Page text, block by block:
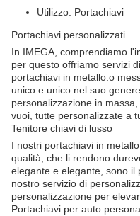
Utilizzo: Portachiavi
Portachiavi personalizzati
In IMEGA, comprendiamo
per questo offriamo servizi
portachiavi in metallo.o
unico e unico nel suo
personalizzazione in
vuoi, tutte personalizzate a
Tenitore chiavi di lusso
I nostri portachiavi in
qualità, che li rendono
elegante e elegante, sono il
nostro servizio di
personalizzazione per
Portachiavi per auto